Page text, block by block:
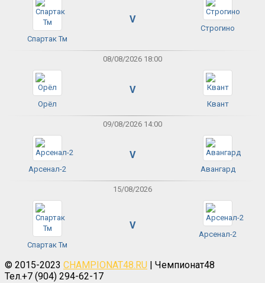
Спартак Тм
V
Строгино
08/08/2026 18:00
Орёл
V
Квант
09/08/2026 14:00
Арсенал-2
V
Авангард
15/08/2026
Спартак Тм
V
Арсенал-2
© 2015-2023 CHAMPIONAT48.RU | Чемпионат48
Тел.+7 (904) 294-62-17